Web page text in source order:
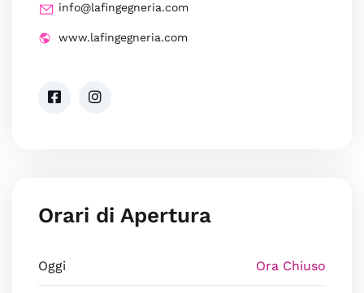
info@lafingegneria.com
www.lafingegneria.com
Orari di Apertura
Oggi Ora Chiuso